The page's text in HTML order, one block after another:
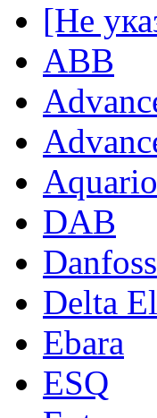
[Не
ABB
Aquario
DAB
Danfoss
Delta
Ebara
ESQ